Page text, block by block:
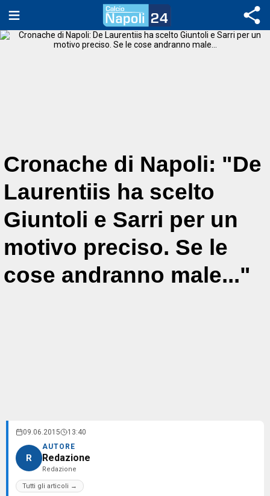
Cronache di Napoli: "De
Laurentiis ha scelto
Giuntoli e Sarri per un
motivo preciso. Se le
cose andranno male..."
09.06.2015 13:40
R
AUTORE
Redazione
Redazione
Tutti gli articoli →